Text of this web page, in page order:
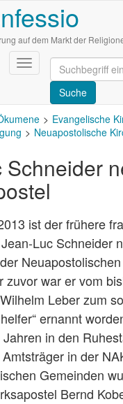
auf dem Markt der
Navigation
aktivieren/deaktivieren
Evangelische
Neuapostolische
Schneider
ist der frühere
Luc Schneider
zuvor war er vom
Leber zum
ernannt
in den
in der
Gemeinden
Bernd